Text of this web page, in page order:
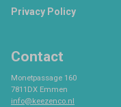
Privacy Policy
Contact
Monetpassage 160
7811DX Emmen
info@keezenco.nl